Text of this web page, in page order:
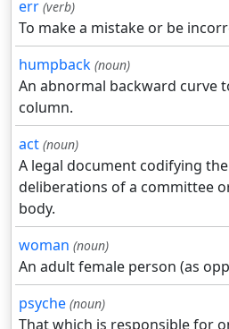
err (verb)
To make a mistake or be
humpback (noun)
An abnormal backward curve
column.
act (noun)
A legal document codifying
deliberations of a committee
body.
woman (noun)
An adult female person (as
psyche (noun)
That which is responsible for